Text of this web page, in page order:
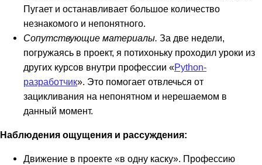
Пугает и останавливает большое количество
незнакомого и непонятного.
Сопутствующие материалы. За две недели,
погружаясь в проект, я потихоньку проходил уроки из
других курсов внутри профессии «Python-
разработчик». Это помогает отвлечься от
зацикливания на непонятном и нерешаемом в
данный момент.
Наблюдения ощущения и рассуждения:
Движение в проекте «в одну каску». Профессию